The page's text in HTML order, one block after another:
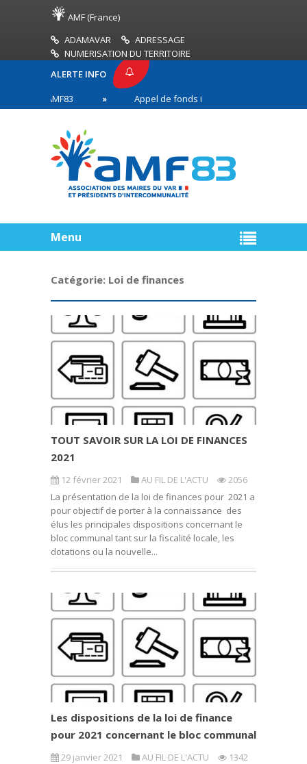
AMF (France)
ADAMAVAR
ADRESSAGE
NUMERISATION DU TERRITOIRE
ALERTE INFO
Appel de fonds incendies de forêt
première ligne
Menu
Catégorie: Loi de finances
TOUT SAVOIR SUR LA LOI DE FINANCES
2021
12 février 2021 AU FIL DE L'ACTU
2056
La présentation de la loi de finances pour 2021 a
pour objectif de porter à la connaissance des
élus les principales dispositions concernant le
bloc communal tant sur la fiscalité locale, les
dotations ou la nouvelle...
Les dispositions de la loi de finance
pour 2021 concernant le bloc communal
29 janvier 2021 AU FIL DE L'ACTU
1342